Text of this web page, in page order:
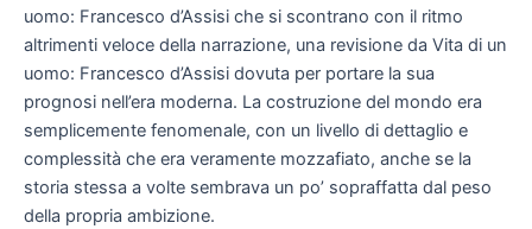
uomo: Francesco d’Assisi che si scontrano con il ritmo
altrimenti veloce della narrazione, una revisione da Vita di un
uomo: Francesco d’Assisi dovuta per portare la sua
prognosi nell’era moderna. La costruzione del mondo era
semplicemente fenomenale, con un livello di dettaglio e
complessità che era veramente mozzafiato, anche se la
storia stessa a volte sembrava un po’ sopraffatta dal peso
della propria ambizione.